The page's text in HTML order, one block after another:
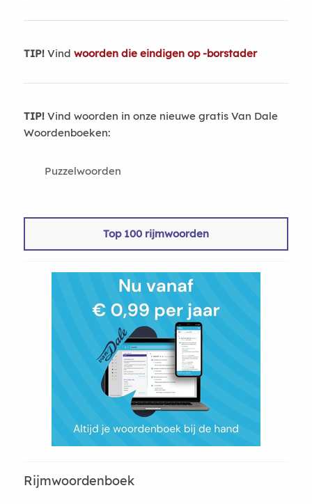
TIP!Vind woorden die eindigen op -borstader
TIP!Vind woorden in onze nieuwe gratis Van Dale
Woordenboeken:
Puzzelwoorden
Top 100 rijmwoorden
Rijmwoordenboek